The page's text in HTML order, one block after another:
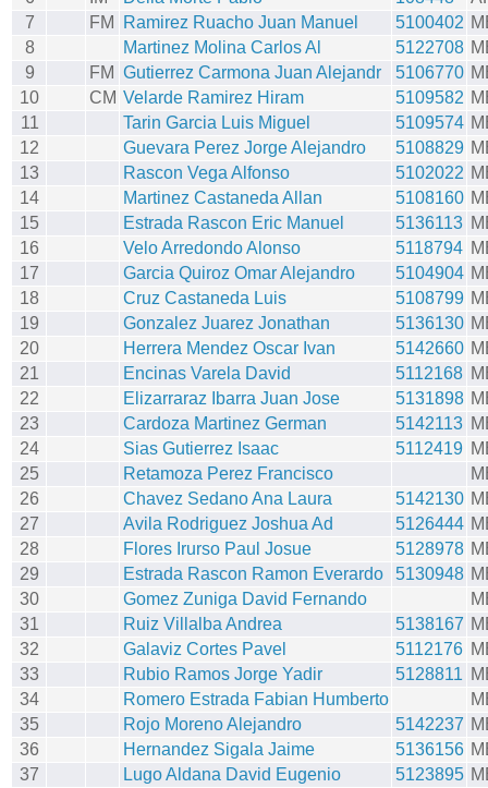
7
FM Ramirez Ruacho Juan Manuel 5100402
8
Martinez Molina Carlos Al 5122708
9
FM Gutierrez Carmona Juan Alejandr 5106770
10
CM Velarde Ramirez Hiram 5109582
11
Tarin Garcia Luis Miguel 5109574
12
Guevara Perez Jorge Alejandro 5108829
13
Rascon Vega Alfonso 5102022
14
Martinez Castaneda Allan 5108160
15
Estrada Rascon Eric Manuel 5136113
16
Velo Arredondo Alonso 5118794
17
Garcia Quiroz Omar Alejandro 5104904
18
Cruz Castaneda Luis 5108799
19
Gonzalez Juarez Jonathan 5136130
20
Herrera Mendez Oscar Ivan 5142660
21
Encinas Varela David 5112168
22
Elizarraraz Ibarra Juan Jose 5131898
23
Cardoza Martinez German 5142113
24
Sias Gutierrez Isaac 5112419
25
Retamoza Perez Francisco
26
Chavez Sedano Ana Laura 5142130
27
Avila Rodriguez Joshua Ad 5126444
28
Flores Irurso Paul Josue 5128978
29
Estrada Rascon Ramon Everardo 5130948
30
Gomez Zuniga David Fernando
31
Ruiz Villalba Andrea 5138167
32
Galaviz Cortes Pavel 5112176
33
Rubio Ramos Jorge Yadir 5128811
34
Romero Estrada Fabian Humberto
35
Rojo Moreno Alejandro 5142237
36
Hernandez Sigala Jaime 5136156
37
Lugo Aldana David Eugenio 5123895